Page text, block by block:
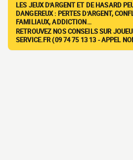
LES JEUX D'ARGENT ET DE HASARD
DANGEREUX : PERTES D'ARGENT,
FAMILIAUX, ADDICTION…
RETROUVEZ NOS CONSEILS SUR
SERVICE.FR (09 74 75 13 13 - APPEL